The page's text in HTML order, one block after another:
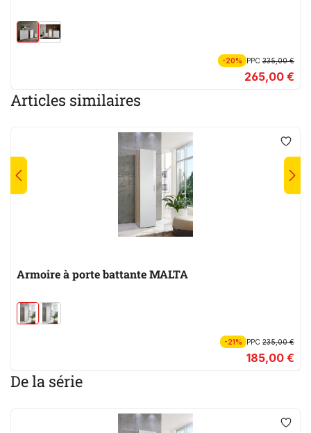
-20% PPC335,00 €
265,00 €
Articles similaires
Armoire à porte battante MALTA
-21% PPC235,00 €
185,00 €
De la série